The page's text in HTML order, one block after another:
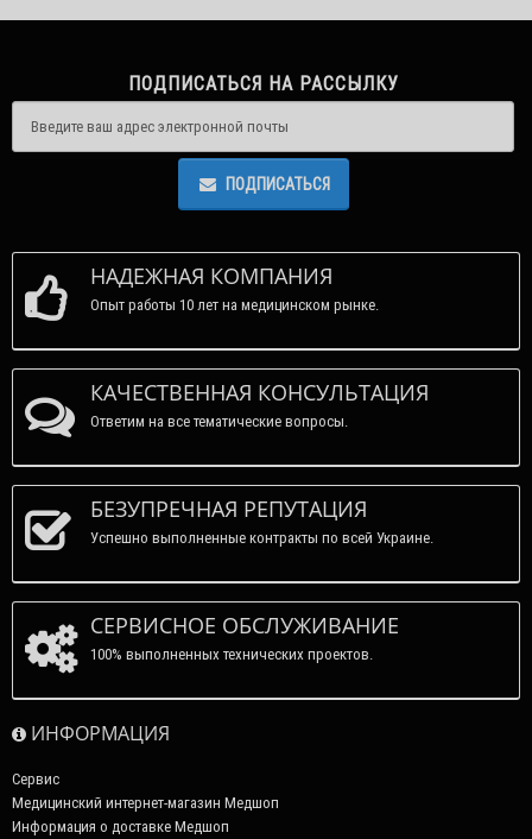
ПОДПИСАТЬСЯ НА РАССЫЛКУ
ПОДПИСАТЬСЯ
НАДЕЖНАЯ КОМПАНИЯ
Опыт работы 10 лет на медицинском рынке.
КАЧЕСТВЕННАЯ КОНСУЛЬТАЦИЯ
Ответим на все тематические вопросы.
БЕЗУПРЕЧНАЯ РЕПУТАЦИЯ
Успешно выполненные контракты по всей Украине.
СЕРВИСНОЕ ОБСЛУЖИВАНИЕ
100% выполненных технических проектов.
ИНФОРМАЦИЯ
Сервис
Медицинский интернет-магазин Медшоп
Информация о доставке Медшоп